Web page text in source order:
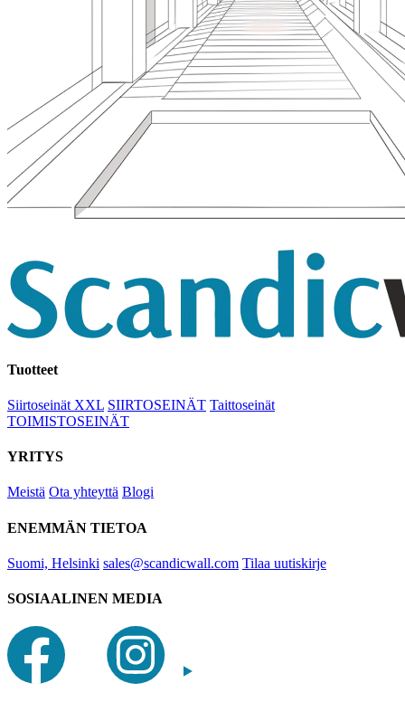
Tuotteet
Siirtoseinät XXL SIIRTOSEINÄT Taittoseinät
TOIMISTOSEINÄT
YRITYS
Meistä Ota yhteyttä Blogi
ENEMMÄN TIETOA
Suomi, Helsinki sales@scandicwall.com Tilaa uutiskirje
SOSIAALINEN MEDIA